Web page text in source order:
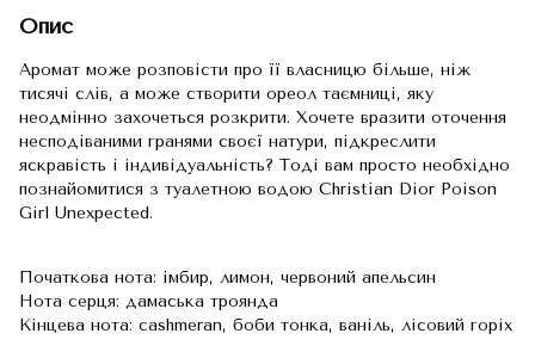
Опис
Аромат може розповісти про її власницю більше, ніж
тисячі слів, а може створити ореол таємниці, яку
неодмінно захочеться розкрити. Хочете вразити оточення
несподіваними гранями своєї натури, підкреслити
яскравість і індивідуальність? Тоді вам просто необхідно
познайомитися з туалетною водою Сhristian Dior Poison
Girl Unexpected.
Початкова нота: імбир, лимон, червоний апельсин
Нота серця: дамаська троянда
Кінцева нота: сashmeran, боби тонка, ваніль, лісовий горіх